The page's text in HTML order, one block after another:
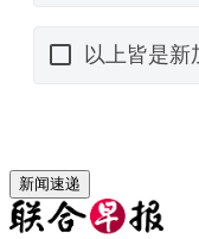
新闻速递